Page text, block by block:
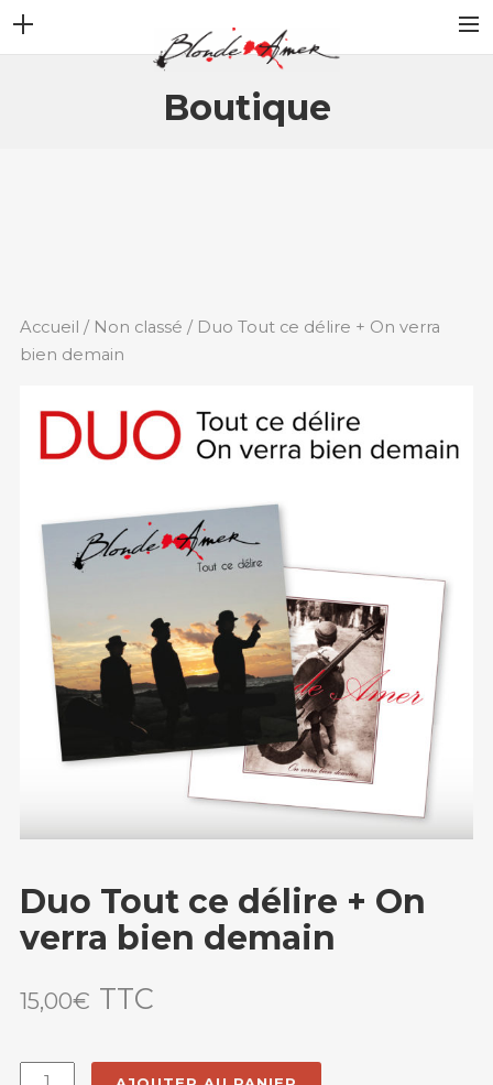
CONTACT
BOUTIQUE
CART
Boutique
Accueil / Non classé / Duo Tout ce délire + On verra
bien demain
Duo Tout ce délire + On
verra bien demain
15,00€ TTC